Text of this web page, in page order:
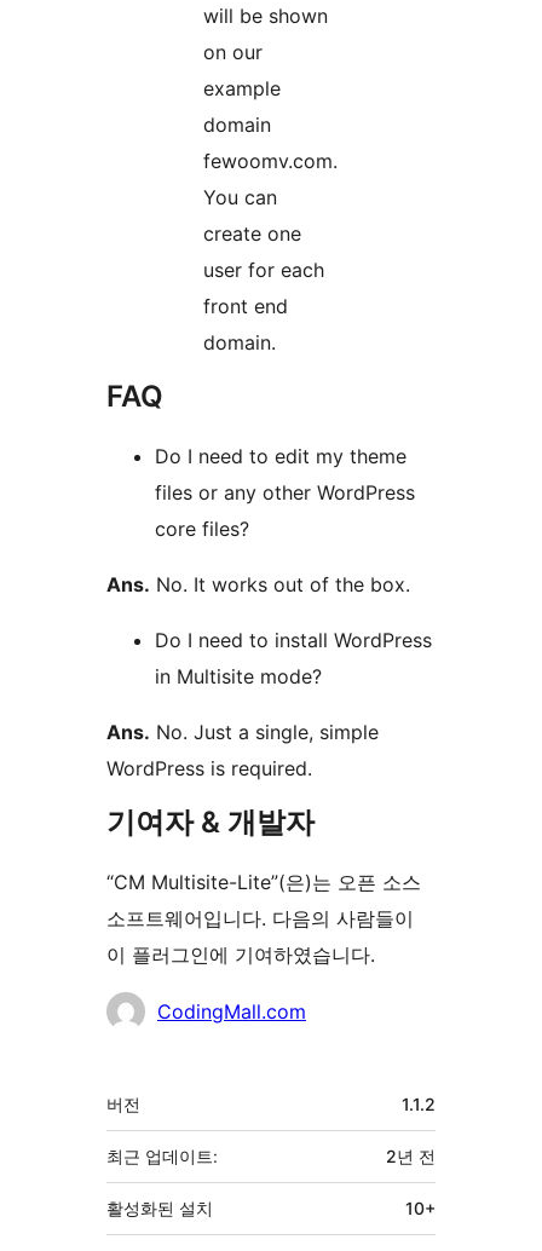
will be shown
on our
example
domain
fewoomv.com.
You can
create one
user for each
front end
domain.
FAQ
Do I need to edit my theme
files or any other WordPress
core files?
Ans. No. It works out of the box.
Do I need to install WordPress
in Multisite mode?
Ans. No. Just a single, simple
WordPress is required.
기여자 & 개발자
“CM Multisite-Lite”(은)는 오픈 소스
소프트웨어입니다. 다음의 사람들이
이 플러그인에 기여하였습니다.
기
CodingMall.com
기
초
버전 1.1.2
최근 업데이트: 2년 전
활성화된 설치 10+